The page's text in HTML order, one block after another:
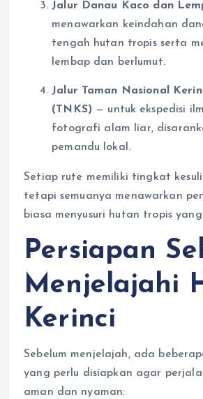
Jalur Danau Kaco dan
menawarkan keindahan
tengah hutan tropis serta
lembap dan berlumut.
Jalur Taman Nasional
(TNKS)— untuk ekspedisi
fotografi alam liar,
pemandu lokal.
Setiap rute memiliki tingkat
tetapi semuanya menawarkan
biasa menyusuri hutan tropis
Persiapan
Menjelajahi
Kerinci
Sebelum menjelajah, ada
yang perlu disiapkan agar
aman dan nyaman: